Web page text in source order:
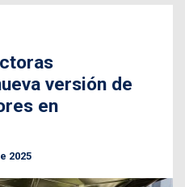
versión de
en
2025